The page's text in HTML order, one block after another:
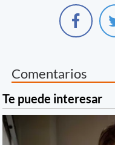
Comentarios